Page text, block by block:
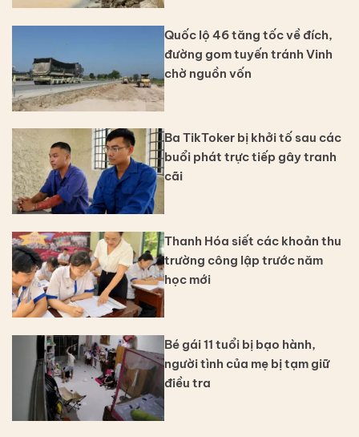
Quốc lộ 46 tăng tốc về đích,
đường gom tuyến tránh Vinh
chờ nguồn vốn
Ba TikToker bị khởi tố sau các
buổi phát trực tiếp gây tranh
cãi
Thanh Hóa siết các khoản thu
trường công lập trước năm
học mới
Bé gái 11 tuổi bị bạo hành,
người tình của mẹ bị tạm giữ
điều tra